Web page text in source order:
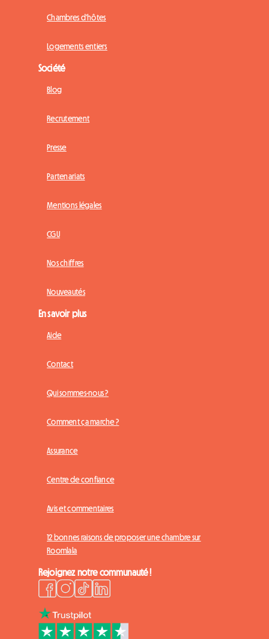
Chambres d'hôtes
Logements entiers
Société
Blog
Recrutement
Presse
Partenariats
Mentions légales
CGU
Nos chiffres
Nouveautés
En savoir plus
Aide
Contact
Qui sommes-nous ?
Comment ça marche ?
Assurance
Centre de confiance
Avis et commentaires
12 bonnes raisons de proposer une chambre sur
Roomlala
Rejoignez notre communauté !